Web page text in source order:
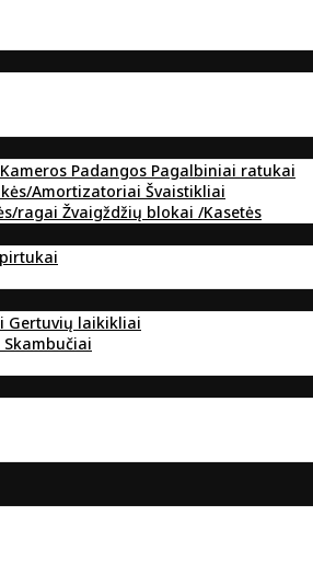
Kameros Padangos Pagalbiniai ratukai
Amortizatoriai Švaistikliai
ragai Žvaigždžių blokai /Kasetės
Gertuvių laikikliai
Skambučiai